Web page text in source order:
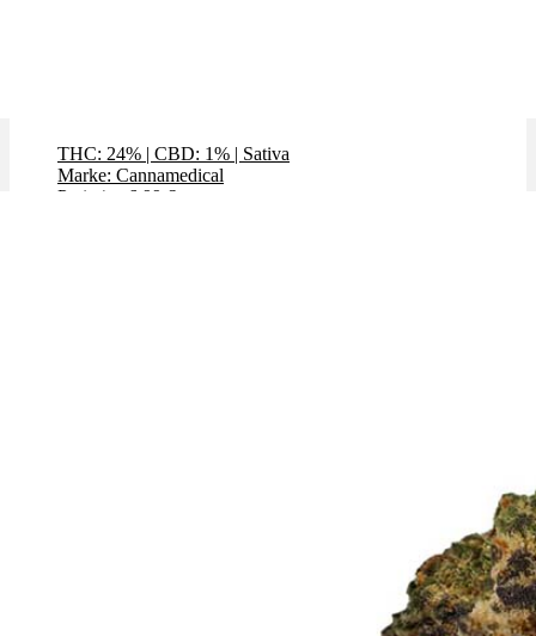
THC: 24% | CBD: 1% | Sativa
Marke: Cannamedical
Preis / g: 6,99 €